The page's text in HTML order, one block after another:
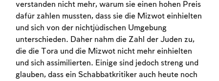
verstanden nicht mehr, warum sie einen hohen Preis
dafür zahlen mussten, dass sie die Mizwot einhielten
und sich von der nichtjüdischen Umgebung
unterschieden. Daher nahm die Zahl der Juden zu,
die die Tora und die Mizwot nicht mehr einhielten
und sich assimilierten. Einige sind jedoch streng und
glauben, dass ein Schabbatkritiker auch heute noch
to create an account or log in.
Sign up Login